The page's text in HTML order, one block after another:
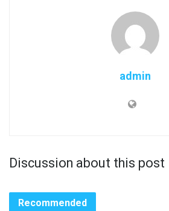
admin
Discussion about this post
Recommended